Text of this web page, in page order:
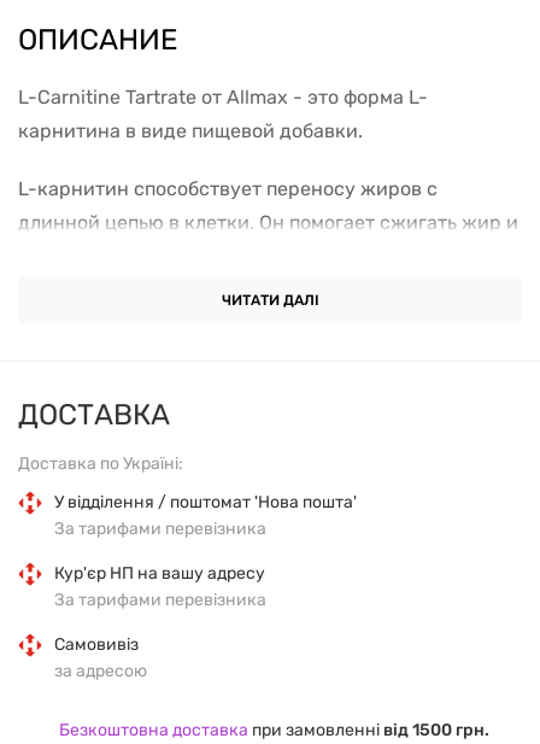
ДОСТАВКА
Доставка по Україні:
У відділення / поштомат 'Нова пошта'
За тарифами перевізника
Кур'єр НП на вашу адресу
За тарифами перевізника
Самовивіз
за адресою
Безкоштовна доставка при замовленні від 1500 грн.
ОПИСАНИЕ
L-Carnitine Tartrate от Allmax - это форма L-
карнитина в виде пищевой добавки.
L-карнитин способствует переносу жиров с
длинной цепью в клетки. Он помогает сжигать жир и
L-карнитин связывается с жирами в организме и
отложения.
L-карнитин повышает эффективность тренировок,
замедляет процессы катаболизма, повышает
выносливость.
Преимущества:
Способствует транспортировке жиров в мышцы
Способствует увеличению мускулатуры
ЧИТАТИ ДАЛІ